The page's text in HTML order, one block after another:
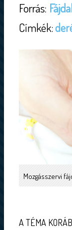
Forrás:
Címkék:
Mozgásszervi
A TÉMA